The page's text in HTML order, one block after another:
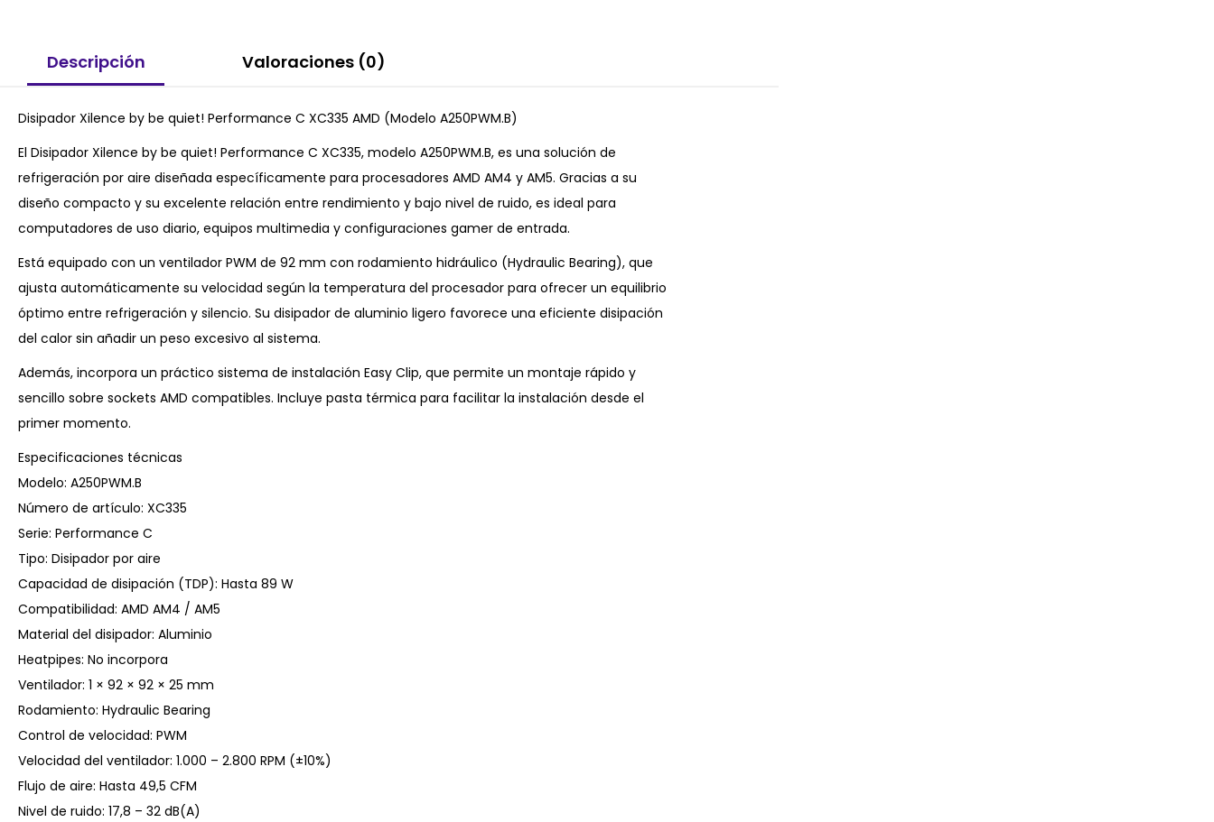
Descripción Valoraciones (0)
Disipador Xilence by be quiet! Performance C XC335 AMD (Modelo A250PWM.B)
El Disipador Xilence by be quiet! Performance C XC335, modelo A250PWM.B, es una solución de
refrigeración por aire diseñada específicamente para procesadores AMD AM4 y AM5. Gracias a su
diseño compacto y su excelente relación entre rendimiento y bajo nivel de ruido, es ideal para
computadores de uso diario, equipos multimedia y configuraciones gamer de entrada.
Está equipado con un ventilador PWM de 92 mm con rodamiento hidráulico (Hydraulic Bearing), que
ajusta automáticamente su velocidad según la temperatura del procesador para ofrecer un equilibrio
óptimo entre refrigeración y silencio. Su disipador de aluminio ligero favorece una eficiente disipación
del calor sin añadir un peso excesivo al sistema.
Además, incorpora un práctico sistema de instalación Easy Clip, que permite un montaje rápido y
sencillo sobre sockets AMD compatibles. Incluye pasta térmica para facilitar la instalación desde el
primer momento.
Especificaciones técnicas
Modelo: A250PWM.B
Número de artículo: XC335
Serie: Performance C
Tipo: Disipador por aire
Capacidad de disipación (TDP): Hasta 89 W
Compatibilidad: AMD AM4 / AM5
Material del disipador: Aluminio
Heatpipes: No incorpora
Ventilador: 1 × 92 × 92 × 25 mm
Rodamiento: Hydraulic Bearing
Control de velocidad: PWM
Velocidad del ventilador: 1.000 – 2.800 RPM (±10%)
Flujo de aire: Hasta 49,5 CFM
Nivel de ruido: 17,8 – 32 dB(A)